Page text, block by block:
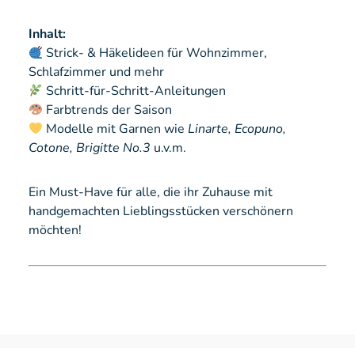
Inhalt:
Strick- & Häkelideen für Wohnzimmer,
Schlafzimmer und mehr
Schritt-für-Schritt-Anleitungen
Farbtrends der Saison
Modelle mit Garnen wie Linarte, Ecopuno,
Cotone, Brigitte No.3 u.v.m.
Ein Must-Have für alle, die ihr Zuhause mit
handgemachten Lieblingsstücken verschönern
möchten!